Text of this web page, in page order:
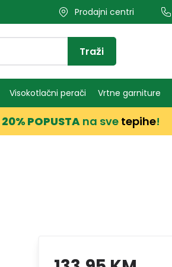
Prodajni centri
Traži
Visokotlačni perači Vrtne garniture
20% POPUSTA na sve tepihe!